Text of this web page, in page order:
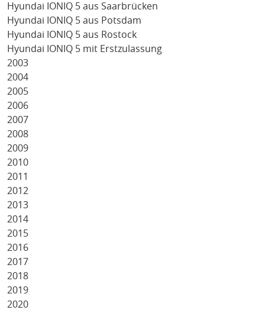
Hyundai IONIQ 5 aus Saarbrücken
Hyundai IONIQ 5 aus Potsdam
Hyundai IONIQ 5 aus Rostock
Hyundai IONIQ 5 mit Erstzulassung
2003
2004
2005
2006
2007
2008
2009
2010
2011
2012
2013
2014
2015
2016
2017
2018
2019
2020